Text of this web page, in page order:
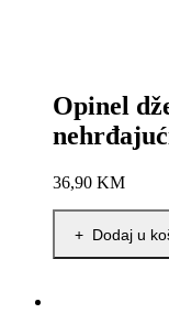
Opinel
36,90 KM
+ Dodaj u